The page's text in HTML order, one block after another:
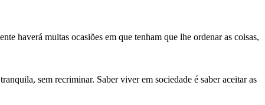
haverá muitas ocasiões em que tenham que lhe ordenar as coisas,
sem recriminar. Saber viver em sociedade é saber aceitar as